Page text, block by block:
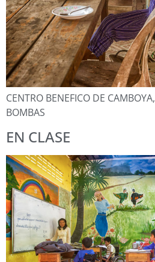
CENTRO BENEFICO DE
BOMBAS
EN CLASE